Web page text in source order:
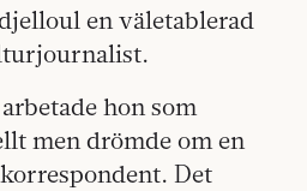
en väletablerad
hon som
men drömde om en
Det